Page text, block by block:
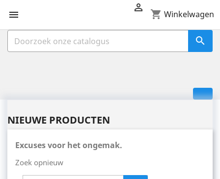
 shopping_cart Winkelwagen


NIEUWE PRODUCTEN
Excuses voor het ongemak.
Zoek opnieuw